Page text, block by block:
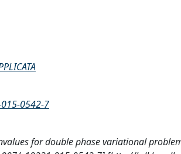
0542-7
for double phase variational